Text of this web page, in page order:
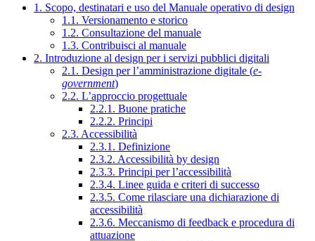
1. Scopo, destinatari e uso del Manuale operativo di design
1.1. Versionamento e storico
1.2. Consultazione del manuale
1.3. Contribuisci al manuale
2. Introduzione al design per i servizi pubblici digitali
2.1. Design per l’amministrazione digitale (e-
government)
2.2. L’approccio progettuale
2.2.1. Buone pratiche
2.2.2. Principi
2.3. Accessibilità
2.3.1. Definizione
2.3.2. Accessibilità by design
2.3.3. Principi per l’accessibilità
2.3.4. Linee guida e criteri di successo
2.3.5. Come rilasciare una dichiarazione di
accessibilità
2.3.6. Meccanismo di feedback e procedura di
attuazione